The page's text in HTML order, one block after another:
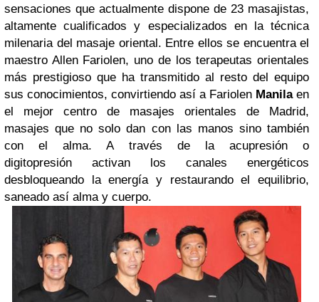
sensaciones que actualmente dispone de 23 masajistas,
altamente cualificados y especializados en la técnica
milenaria del masaje oriental. Entre ellos se encuentrael
maestro Allen Fariolen, uno de los terapeutas orientales
más prestigioso que ha transmitido al resto del equipo
sus conocimientos, convirtiendo así a Fariolen Manilaen
el mejor centro de masajes orientales de Madrid,
masajes que no solo dan con las manos sino también
con el alma. A través de laacupresión o
digitopresión activan los canales energéticos
desbloqueando la energía y restaurando el equilibrio,
saneado así alma y cuerpo.